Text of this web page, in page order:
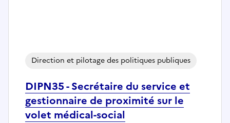
DIPN35 - Secrétaire du service et
gestionnaire de proximité sur le
volet médical-social
Direction et pilotage des politiques publiques